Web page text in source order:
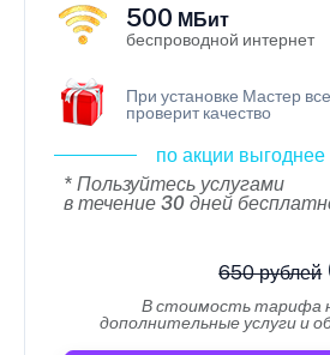
500 МБит
беспроводной интернет
При установке Мастер
проверит качество
по акции выгоднее
* Пользуйтесь услугами
в течение 30 дней
650 рублей
В стоимость тарифа
дополнительные услуги и